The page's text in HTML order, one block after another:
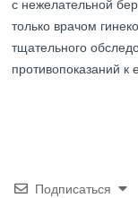
с нежелательной
только врачом
тщательного
противопоказаний к
Подписаться